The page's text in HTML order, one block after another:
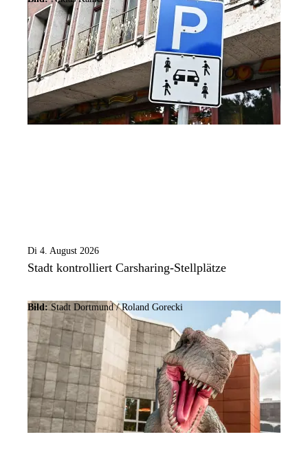
Di 4. August 2026
Stadt kontrolliert Carsharing-Stellplätze
Bild:Stadt Dortmund / Roland Gorecki